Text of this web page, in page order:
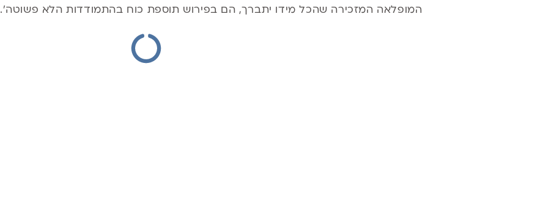
המופלאה המזכירה שהכל מידו יתברך, הם בפירוש תוספת כוח בהתמודדות הלא פשוטה'.